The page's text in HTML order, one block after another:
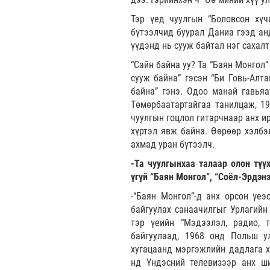
Тэр үед чуулгын “Боловсон
бүтээлчид буурал Даниа гээд
үүдэнд нь сууж байтал нэг
“Сайн байна уу? Та “Баян
сууж байна” гэсэн “Би Говь-
байна” гэнэ. Одоо манай
Төмөрбаатартайгаа танилцаж,
чуулгын гоцлол гитарчнаар анх
хүртэл явж байна. Өөрөөр
ахмад уран бүтээлч.
-Та чуулгынхаа талаар олон
үгүй “Баян Монгол”, “Соёл-
-“Баян Монгол”-д анх орсон
байгуулах санаачилгыг
тэр үеийн “Мэдээлэл, радио,
байгуулаад, 1968 онд Польш
хугацаанд мэргэжлийн дадлага
нд Үндэсний телевизээр анх